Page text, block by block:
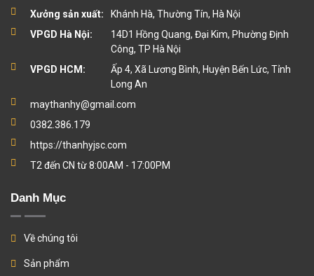
Xưởng sản xuất:
Khánh Hà, Thường Tín, Hà Nội
VPGD Hà Nội:
14D1 Hồng Quang, Đại Kim, Phường Định
Công, TP Hà Nội
VPGD HCM:
Ấp 4, Xã Lương Bình, Huyện Bến Lức, Tỉnh
Long An
maythanhy@gmail.com
0382.386.179
https://thanhyjsc.com
T2 đến CN từ 8:00AM - 17:00PM
Danh Mục
Về chúng tôi
Sản phẩm